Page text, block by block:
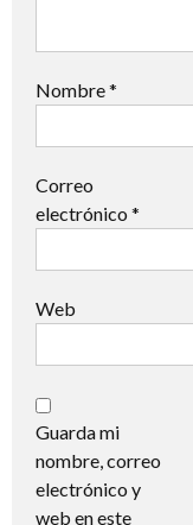
Nombre*
Correo
electrónico *
Web
Guarda mi
nombre, correo
electrónico y
web en este